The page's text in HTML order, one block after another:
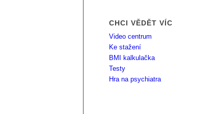
CHCI VĚDĚT VÍC
Video centrum
Ke stažení
BMI kalkulačka
Testy
Hra na psychiatra